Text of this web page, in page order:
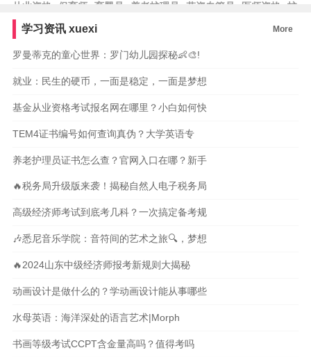
从业资格
保育师 育婴员 养老护理员 劳资专管员 医师资格
护
士资格
学习资讯 xuexi More
罗曼蒂克的童心世界：罗门幼儿园探秘👶🎨!
就业：民生的硬币，一面是稳定，一面是梦想
基金从业资格考试报名网在哪里？小白如何快
TEM4证书编号如何查询真伪？大学英语专
养老护理员证书怎么查？官网入口在哪？新手
🔥税务局升级版来袭！揭秘自然人电子税务局
高级经济师考试到底考几科？一次搞定备考规
🎶悉尼音乐学院：音符间的艺术之旅🔍，梦想
🔥2024山东中级经济师报考新规则大揭秘
动画设计是做什么的？学动画设计能从事哪些
水母英语：海洋深处的语言艺术|Morph
书画等级考试CCPT含金量高吗？值得考吗